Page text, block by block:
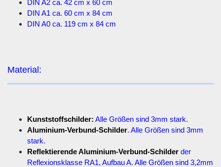
DIN A2 ca. 42 cm x 60 cm
DIN A1 ca. 60 cm x 84 cm
DIN A0 ca. 119 cm x 84 cm
Material:
Kunststoffschilder: Alle Größen sind 3mm stark.
Aluminium-Verbund-Schilder. Alle Größen sind 3mm
stark.
Reflektierende Aluminium-Verbund-Schilder der
Reflexionsklasse RA1, Aufbau A. Alle Größen sind 3,2mm